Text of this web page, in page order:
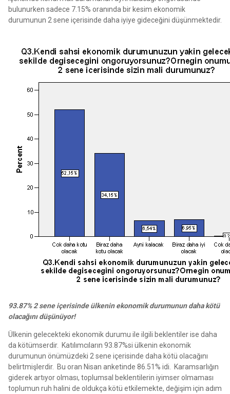
bulunurken sadece 7.15% oranında bir kesim ekonomik
durumunun 2 sene içerisinde daha iyiye gideceğini düşünmektedir.
93.87% 2 sene içerisinde ülkenin ekonomik durumunun daha kötü
olacağını düşünüyor!
Ülkenin gelecekteki ekonomik durumu ile ilgili beklentiler ise daha
da kötümserdir. Katılımcıların 93.87%si ülkenin ekonomik
durumunun önümüzdeki 2 sene içerisinde daha kötü olacağını
belirtmişlerdir. Bu oran Nisan anketinde 86.51% idi. Karamsarlığın
giderek artıyor olması, toplumsal beklentilerin iyimser olmaması
toplumun ruh halini de oldukça kötü etkilemekte, değişim için adım